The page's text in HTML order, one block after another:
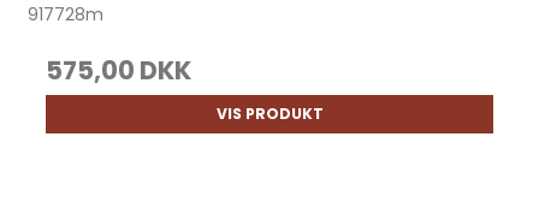
917728m
575,00 DKK
VIS PRODUKT